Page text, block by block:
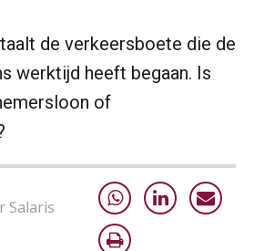
de verkeersboete die de
werktijd heeft begaan. Is
of
Salaris